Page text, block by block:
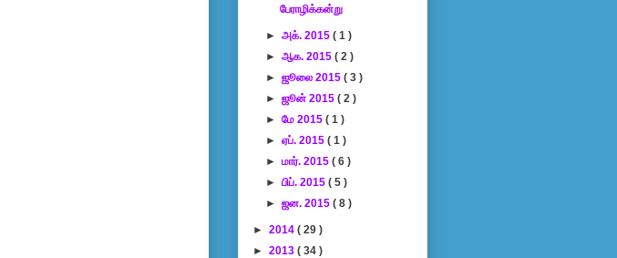
பேராழிக்கன்று
►அக். 2015( 1 )
►ஆக. 2015( 2 )
►ஜூலை 2015( 3 )
►ஜூன் 2015( 2 )
►மே 2015( 1 )
►ஏப். 2015( 1 )
►மார். 2015( 6 )
►பிப். 2015( 5 )
►ஜன. 2015( 8 )
► 2014 ( 29 )
► 2013 ( 34 )